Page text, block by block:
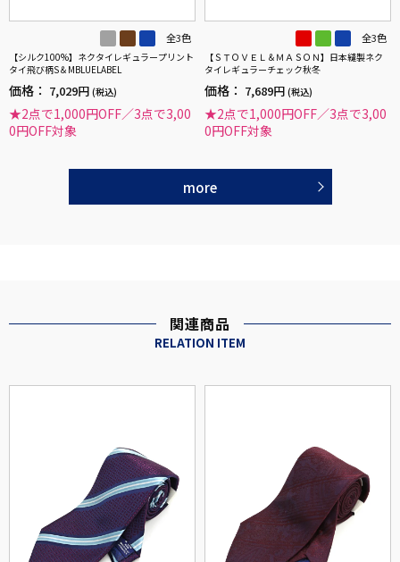
全3色
【シルク100%】ネクタイレギュラープリント
タイ飛び柄S＆MBLUELABEL
価格： 7,029円 (税込)
★2点で1,000円OFF／3点で3,00
0円OFF対象
全3色
【ＳＴＯＶＥＬ＆ＭＡＳＯＮ】日本縫製ネク
タイレギュラーチェック秋冬
価格： 7,689円 (税込)
★2点で1,000円OFF／3点で3,00
0円OFF対象
more
関連商品
RELATION ITEM